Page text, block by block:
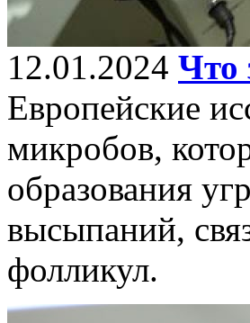
12.01.2024 Что
Европейские
микробов,
образования
высыпаний,
фолликул.